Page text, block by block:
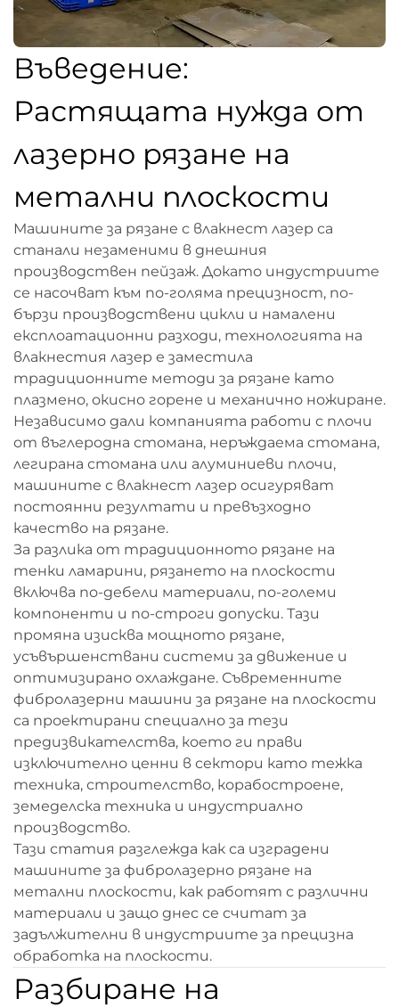
Въведение:
Растящата нужда от
лазерно рязане на
метални плоскости
Машините за рязане с влакнест лазер са
станали незаменими в днешния
производствен пейзаж. Докато индустриите
се насочват към по-голяма прецизност, по-
бързи производствени цикли и намалени
експлоатационни разходи, технологията на
влакнестия лазер е заместила
традиционните методи за рязане като
плазмено, окисно горене и механично ножиране.
Независимо дали компанията работи с плочи
от въглеродна стомана, неръждаема стомана,
легирана стомана или алуминиеви плочи,
машините с влакнест лазер осигуряват
постоянни резултати и превъзходно
качество на рязане.
За разлика от традиционното рязане на
тенки ламарини, рязането на плоскости
включва по-дебели материали, по-големи
компоненти и по-строги допуски. Тази
промяна изисква мощното рязане,
усъвършенствани системи за движение и
оптимизирано охлаждане. Съвременните
фибролазерни машини за рязане на плоскости
са проектирани специално за тези
предизвикателства, което ги прави
изключително ценни в сектори като тежка
техника, строителство, корабостроене,
земеделска техника и индустриално
производство.
Тази статия разглежда как са изградени
машините за фибролазерно рязане на
метални плоскости, как работят с различни
материали и защо днес се считат за
задължителни в индустриите за прецизна
обработка на плоскости.
Разбиране на